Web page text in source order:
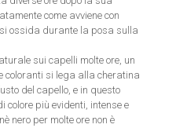
come avviene con
si ossida durante la posa sulla
sui capelli molte ore, un
coloranti si lega alla cheratina
del capello, e in questo
colore più evidenti, intense e
nero per molte ore non è